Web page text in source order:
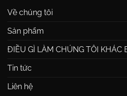
Về chúng tôi
Sản phẩm
ĐIỀU GÌ LÀM CHÚNG TÔI KHÁC
Tin tức
Liên hệ